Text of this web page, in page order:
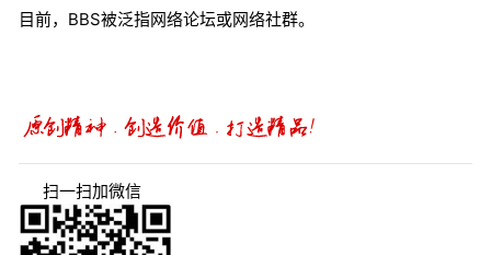
目前，BBS被泛指网络论坛或网络社群。
扫一扫加微信